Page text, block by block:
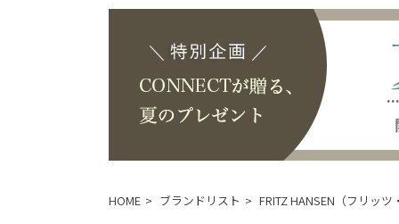
HOME ブランドリスト FRITZ HANSEN（フリッ